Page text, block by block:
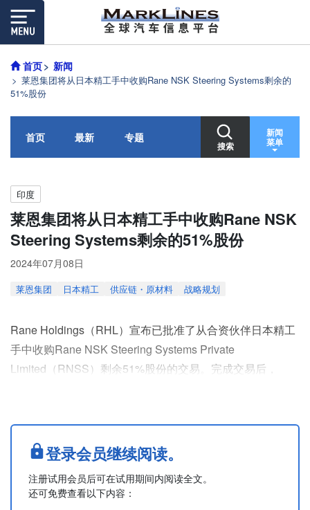
首页 新闻
莱恩集团将从日本精工手中收购Rane NSK Steering Systems剩余的
51%股份
首页 最新 专题
搜索
新闻
菜单
印度
莱恩集团将从日本精工手中收购Rane NSK
Steering Systems剩余的51%股份
2024年07月08日
莱恩集团 日本精工 供应链・原材料 战略规划
Rane Holdings（RHL）宣布已批准了从合资伙伴日本精工
手中收购Rane NSK Steering Systems Private
Limited（RNSS）剩余51%股份的交易。完成交易后，
NSK Steering & Control之间的现有技术许可和供应协议。
上述收购交....登录会员继续阅读。
注册试用会员后可在试用期间内阅读全文。
还可免费查看以下内容：